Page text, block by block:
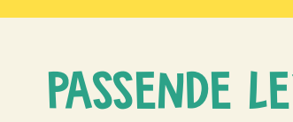
PASSENDE